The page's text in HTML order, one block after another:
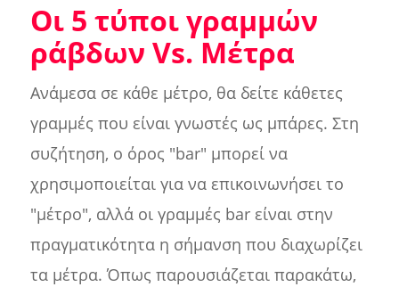
Οι 5 τύποι γραμμών
ράβδων Vs. Μέτρα
Ανάμεσα σε κάθε μέτρο, θα δείτε κάθετες
γραμμές που είναι γνωστές ως μπάρες. Στη
συζήτηση, ο όρος "bar" μπορεί να
χρησιμοποιείται για να επικοινωνήσει το
"μέτρο", αλλά οι γραμμές bar είναι στην
πραγματικότητα η σήμανση που διαχωρίζει
τα μέτρα. Όπως παρουσιάζεται παρακάτω,